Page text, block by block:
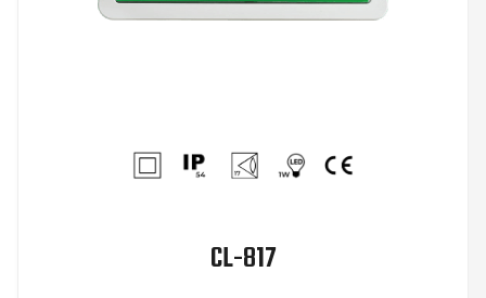
CL-817